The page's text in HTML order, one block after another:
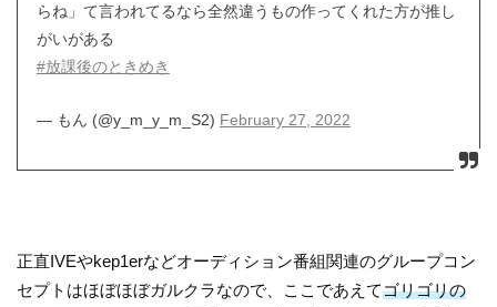
らね」て言われてるなら全然違うもの作ってくれた方が推し
がいがある
#放課後のときめき
— もん (@y_m_y_m_S2) February 27, 2022
正直IVEやkep1erなどオーディション番組関連のグループコン
セプトはほぼほぼガルクラなので、ここであえてゴリゴリの